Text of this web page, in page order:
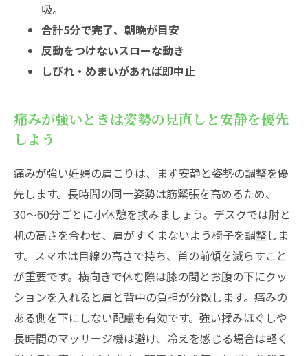
吸。
合計5分で完了、朝晩が目安
反動をつけないスローな動き
しびれ・めまいがあれば即中止
痛みが強いときは姿勢の見直しと安静を優先
しよう
痛みが強い妊婦の肩こりは、まず安静と姿勢の調整を優
先します。長時間の同一姿勢は筋緊張を高めるため、
30〜60分ごとに小休憩を挟みましょう。デスクでは肘と
机の高さを合わせ、肩がすくまないよう椅子を調整しま
す。スマホは目線の高さで持ち、首の前傾を減らすこと
が重要です。横向きで休む際は膝の間とお腹の下にクッ
ションを入れると肩と背中の負担が分散します。痛みの
ある側を下にしない配慮も有効です。強い揉みほぐしや
長時間のマッサージ機は避け、冷えを感じる場合は軽く